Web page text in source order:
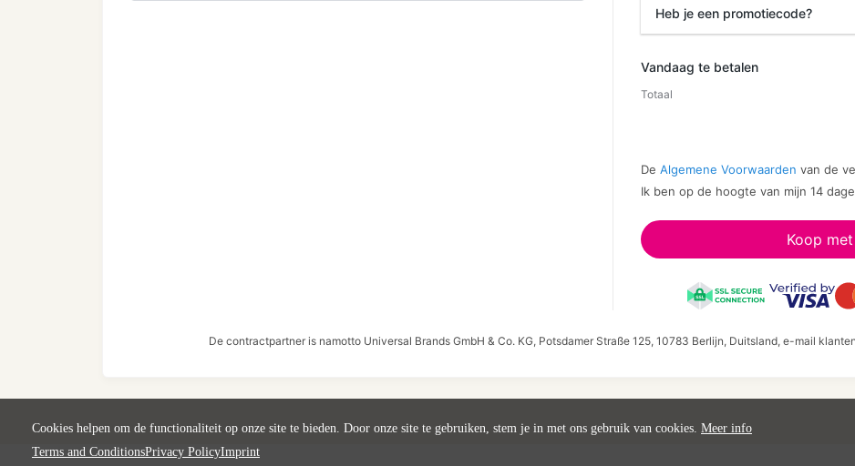
Heb je een promotiecode?
Vandaag te betalen
Totaal
De Algemene Voorwaarden van de
Ik ben op de hoogte van mijn 14
Koop
De contractpartner is namotto Universal Brands GmbH & Co. KG, Potsdamer Straße 125, 10783 Berlijn, Duitsland, e-mail
Cookies helpen om de functionaliteit op onze site te bieden. Door onze site te gebruiken, stem je in met ons gebruik van cookies. Meer info
Terms and ConditionsPrivacy PolicyImprint